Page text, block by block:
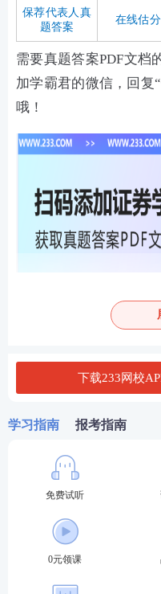
保荐代表人真
题答案
在线估分
需要真题答案PDF文档
加学霸君的微信，回复
哦！
考后完整版真题发布>>
2024年6月证券从业《
2024年证券从业及专项
2024年6月证券从业考
敬请关注！
下载233网校
学习指南 报考指南
免费试听
0元领课